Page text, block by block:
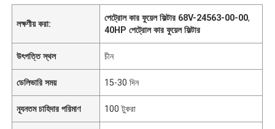
লক্ষণীয় করা:
পেট্রোল কার ফুয়েল ফিল্টার 68V-24563-00-00,
40HP পেট্রোল কার ফুয়েল ফিল্টার
উৎপত্তি স্থল চীন
ডেলিভারি সময় 15-30 দিন
ন্যূনতম চাহিদার পরিমাণ 100 টুকরা